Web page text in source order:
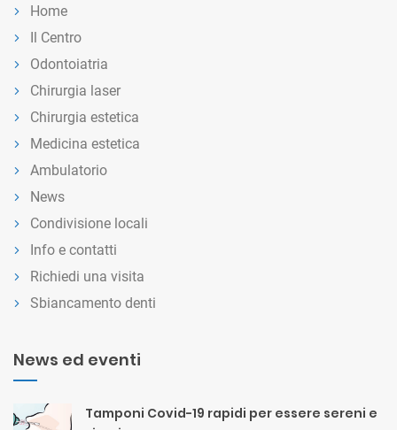
Home
Il Centro
Odontoiatria
Chirurgia laser
Chirurgia estetica
Medicina estetica
Ambulatorio
News
Condivisione locali
Info e contatti
Richiedi una visita
Sbiancamento denti
News ed eventi
Tamponi Covid-19 rapidi per essere sereni e